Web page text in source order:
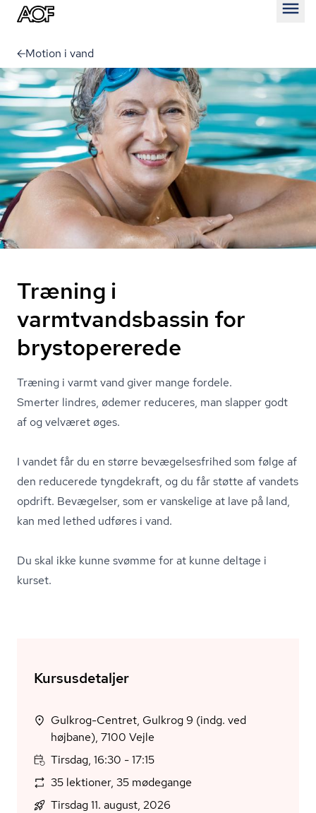
Motion i vand
Træning i
varmtvandsbassin for
brystopererede
Træning i varmt vand giver mange fordele.
Smerter lindres, ødemer reduceres, man slapper godt
af og velværet øges.
I vandet får du en større be­væ­gel­ses­fri­hed som følge af
den reducerede tyngdekraft, og du får støtte af vandets
opdrift. Bevægelser, som er vanskelige at lave på land,
kan med lethed udføres i vand.
Du skal ikke kunne svømme for at kunne deltage i
kurset.
Kursusdetaljer
Gulkrog-Centret, Gulkrog 9 (indg. ved
højbane), 7100 Vejle
Tirsdag, 16:30 - 17:15
35 lektioner, 35 mødegange
Tirsdag 11. august, 2026